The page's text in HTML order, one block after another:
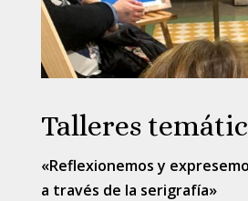
Talleres
«Reflexionemos y
a través de la serigrafía»